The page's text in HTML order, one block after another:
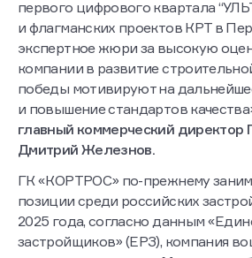
первого цифрового квартала
и флагманских проектов КРТ в
экспертное жюри за высокую
компании в развитие
победы мотивируют на
и повышение стандартов
главный коммерческий
Дмитрий Железнов.
ГК «КОРТРОС» по-прежнему
позиции среди российских
2025 года, согласно данным
застройщиков» (ЕРЗ), компания